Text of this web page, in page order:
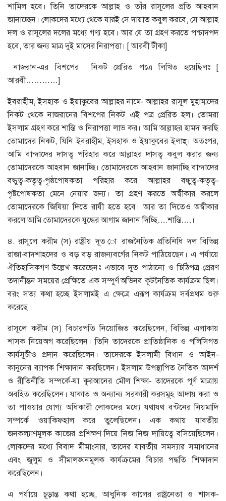
শামিল হবে। তিনি তাদেরকে আল্লাহ ও তাঁর রাসূলের প্রতি আহবান
জানাচ্ছেন। লোকদের মধ্যে থেকে যারই সে দায়াত কবুল করবে, সে আল্লাহ
দল ও রাসূলের দলের মধ্যে গণ্য হবে। আর যে তা গ্রহণ করতে পশ্চাদপদ
হবে, তার জন্য মাত্র দুই মাসের নিরাপত্তা। [ আরবী টীকা]
নাজরান-এর বিশপের নিকট প্রেরিত পত্রে লিখিত হয়েছিলঃ [
আরবী…………]
ইবরাহীম, ইসহাক ও ইয়াকুবের আল্লাহর নামে- আল্লাহর রাসূল মুহাম্মদের
নিকট থেকে নাজরানের বিশপের নিকট এই পত্র প্রেরিত হল। তোমরা
ইসলাম গ্রহণ করে শান্তি ও নিরাপত্তা লাভ কর। আমি আল্লাহর হামদ করছি
তোমাদের নিকট, যিনি ইবরাহীম, ইসহাক ও ইয়াকুবের ইলাহ্। অতঃপর,
আমি বান্দাদের দাসত্ব পরিহার করে আল্লাহর দাসত্ব কবুল করার জন্য
তোমাদেরকে আহবান জানাচ্ছি। তোমাদেরকে আহবান জানাচ্ছি বান্দাদের
বন্ধুত্ব-কতৃত্ব-পৃষ্ঠপোষকতা পরিহার করে আল্লাহর বন্ধুত্ব-কতৃত্ব-
পৃষ্টপোষকতা মেনে নেয়ার জন্য। তা গ্রহণ করতে অস্বীকার করলে
তোমাদেরকে জিযিয়া দিতে রাযী হতে হবে। আর তা দিতেও অস্বীকার
করলে আমি তোমাদেরকে যুদ্ধের আগাম জানান দিচ্ছি….শান্তি….।
৪. রাসূলে করীম (স) রাষ্ট্রীয় দূত ো রাজনৈতিক প্রতিনিধি দল বিভিন্ন
রাজা-বাদশাহদের ও বড় বড় রাজন্যবর্গের নিকট পাঠিয়েছেন। এ পর্যায়ে
ঐতিহাসিকগণ উল্লেখ করেছেনঃ এভাবে দূত পাঠানো ও চিঠিপত্র প্রেরণ
তদানীন্তন সময়ের প্রেক্ষিতে এক সম্পূর্ণ অভিনব কূটনৈতিক কার্যক্রম ছিল।
বরং সত্য কথা হচ্ছে ইসলামই এ ক্ষেত্রে এরূপ কার্যক্রম সর্বপ্রথম শুরু
করেছে।
রাসূলে করীম (স) বিচারপতি নিয়োজিত করেছিলেন, বিভিন্ন এলাকায়
শাসক নিয়েঅগ করেছিলেন। তিনি তাদেরকে প্রাতিষ্ঠানিক ও পলিসিগত
কার্যসূচীও প্রদান করেছিলেন। তাদেরকে ইসলামী বিধান ও আইন-
কানুনের ব্যাপক শিক্ষাদান করছিলেন। ইসলাম উপস্থাপিত নৈতিক আদর্শ
ও রীতিনীতি সম্পর্কে-যা কুরআনের মৌল শিক্ষা- তাদেরকে পূর্ণ মাত্রায়
অবহিত করেছিলেন। যাকাত ও অন্যান্য সরকারী করসমূহ আদায় করা ও
তা পাওয়ার যোগ্য অধিকারী লোকদের মধ্যে যথাযথ বন্টনের নিয়মাদি
সম্পর্কে ওয়াকিফহাল করে তুলেছিলেন। এক কথায় যাবতীয়
জনকল্যাণমূলক কাজের প্রশিক্ষণ দিয়ে নিজ নিজ দায়িত্বে বসিয়েছিলেন।
লোকদের মধ্যে বিবাদ মীমাংসার, তাদের যাবতীয় সমস্যার সমাধানের
এবং জুলুম ও সীমালঙ্ঘনমূলক কার্যক্রমের বিচার পদ্ধতি শিক্ষাদান
করেছিলেন।
এ পর্যায়ে চূড়ান্ত কথা হচ্ছে, আধুনিক কালের রাষ্ট্রনেতা ও শাসক-